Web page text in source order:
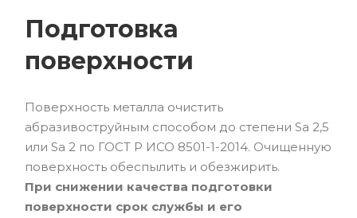
Подготовка
поверхности
Поверхность металла очистить
абразивоструйным способом до степени Sa 2,5
или Sa 2 по ГОСТ Р ИСО 8501-1-2014. Очищенную
поверхность обеспылить и обезжирить.
При снижении качества подготовки
поверхности срок службы и его